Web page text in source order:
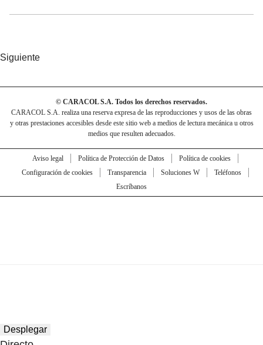
Siguiente
© CARACOL S.A. Todos los derechos reservados.
CARACOL S.A. realiza una reserva expresa de las reproducciones y usos de las obras
y otras prestaciones accesibles desde este sitio web a medios de lectura mecánica u otros
medios que resulten adecuados.
Aviso legal Política de Protección de Datos
Política de cookies
Configuración de cookies
Transparencia Soluciones W
Teléfonos
Escríbanos
Desplegar